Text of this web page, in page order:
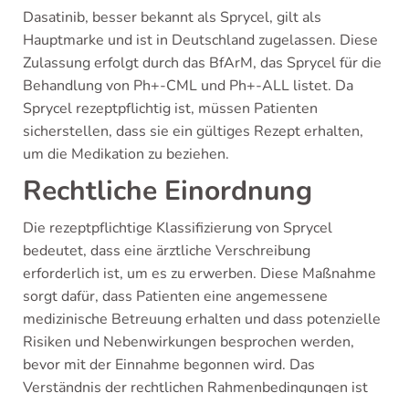
Dasatinib, besser bekannt als Sprycel, gilt als
Hauptmarke und ist in Deutschland zugelassen. Diese
Zulassung erfolgt durch das BfArM, das Sprycel für die
Behandlung von Ph+-CML und Ph+-ALL listet. Da
Sprycel rezeptpflichtig ist, müssen Patienten
sicherstellen, dass sie ein gültiges Rezept erhalten,
um die Medikation zu beziehen.
Rechtliche Einordnung
Die rezeptpflichtige Klassifizierung von Sprycel
bedeutet, dass eine ärztliche Verschreibung
erforderlich ist, um es zu erwerben. Diese Maßnahme
sorgt dafür, dass Patienten eine angemessene
medizinische Betreuung erhalten und dass potenzielle
Risiken und Nebenwirkungen besprochen werden,
bevor mit der Einnahme begonnen wird. Das
Verständnis der rechtlichen Rahmenbedingungen ist